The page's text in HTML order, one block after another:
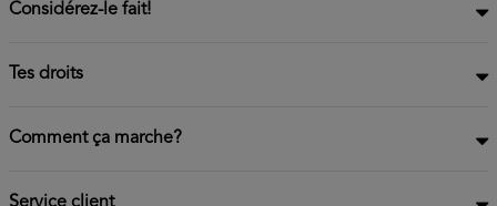
Considérez-le fait!
Tes droits
Comment ça marche?